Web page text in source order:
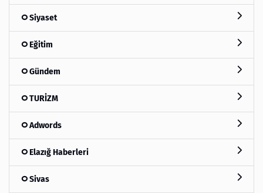
Siyaset
Eğitim
Gündem
TURİZM
Adwords
Elazığ Haberleri
Sivas